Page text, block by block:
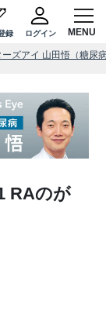
録 ログイン
ーズアイ 山田悟（糖尿
RAのが